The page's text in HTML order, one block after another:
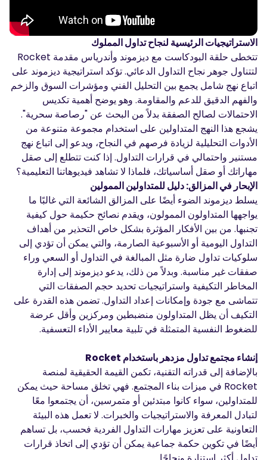
الاستراتيجيات الرئيسية لنجاح تداول المملوك
تتخطى حلقة البودكاست مع ديزموند وأندرياس مقدمة Rocket
لتتناول جوهر نجاح التداول الدعائي. تؤكد استراتيجية ديزموند على
اتباع نهج شامل يجمع بين التحليل الفني ومؤشرات السوق والزخم
والفهم الدقيق للدعم والمقاومة. وهو يوضح أهمية تكديس
الاحتمالات لصالح الصفقة بدلاً من البحث عن "رصاصة سحرية".
يشجع هذا النهج المتداولين على استخدام مجموعة متنوعة من
الأدوات التحليلية لزيادة فرصهم في النجاح، ويدعو إلى اتباع نهج
مستنير واحتمالي في قرارات التداول. إذا كنت تتطلع إلى صقل
مهاراتك أو صقل أساسياتك، فلماذا لا تشاهد فيديوهاتنا التعليمية؟
الإبحار في المزالق: دليل للمتداولين الممولين
يسلط ديزموند الضوء أيضًا على المزالق الشائعة التي غالبًا ما
يواجهها المتداولون الممولون، ويقدم نصائح حكيمة حول كيفية
تجنبها. من بين الأفكار المؤثرة بشكل خاص التحذير من أهداف
التداول اليومية أو الأسبوعية الصارمة، والتي يمكن أن تؤدي إلى
سلوكيات تداول ضارة مثل المبالغة في التداول أو السعي وراء
صفقات غير مناسبة. وبدلاً من ذلك، يدعو ديزموند إلى إدارة
المخاطر التكيفية واستراتيجيات تحديد حجم الصفقات التي
تتماشى مع جودة وإمكانات إعداد التداول. تضمن هذه القدرة على
التكيف أن يظل المتداولون منضبطين ومركزين وأقل عرضة
للضغوط النفسية المتمثلة في تلبية معايير الأداء التعسفية.
إنشاء مجتمع تداول مزدهر باستخدام Rocket
بالإضافة إلى قدراته التقنية، تكمن القيمة الحقيقية لمنصة
Rocket في ميزات بناء المجتمع. فهي تخلق مساحة حيث يمكن
للمتداولين، سواء كانوا مبتدئين أو متمرسين، أن يجتمعوا معًا
لتبادل المعرفة والاستراتيجيات والخبرات. لا تعمل هذه البيئة
التعاونية على تعزيز مهارات التداول الفردية فحسب، بل تساهم
أيضًا في تكوين حكمة جماعية يمكن أن تؤدي إلى اتخاذ قرارات